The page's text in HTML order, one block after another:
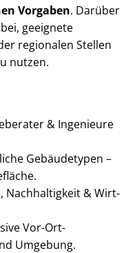
Vorgaben. Darüber
geeignete
regionalen Stellen
nutzen.
& Ingenieure
Gebäudetypen –
Nachhaltigkeit & Wirt­
Vor-Ort-
Umgebung.